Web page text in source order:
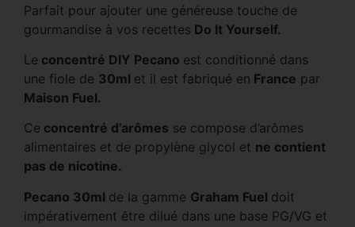
Parfait pour ajouter une généreuse touche de
gourmandise à vos recettes Do It Yourself.
Le concentré DIY Pecano est conditionné dans
une fiole de 30ml et il est fabriqué en France par
Maison Fuel.
Ce concentré d’arômes se compose d’arômes
alimentaires et de propylène glycol et ne contient
pas de nicotine.
Pecano 30ml de la gamme Graham Fuel doit
impérativement être dilué dans une base PG/VG et